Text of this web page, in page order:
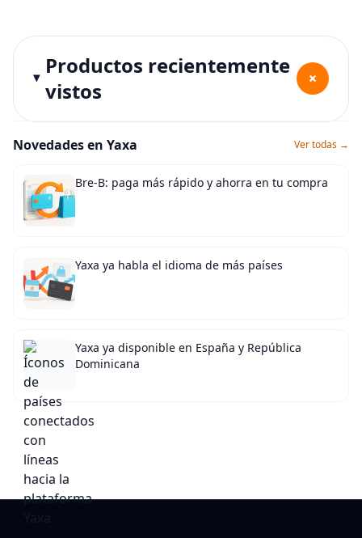
Productos recientemente
vistos
+
Novedades en Yaxa Ver todas →
Bre-B: paga más rápido y ahorra en tu compra
Yaxa ya habla el idioma de más países
Yaxa ya disponible en España y República
Dominicana